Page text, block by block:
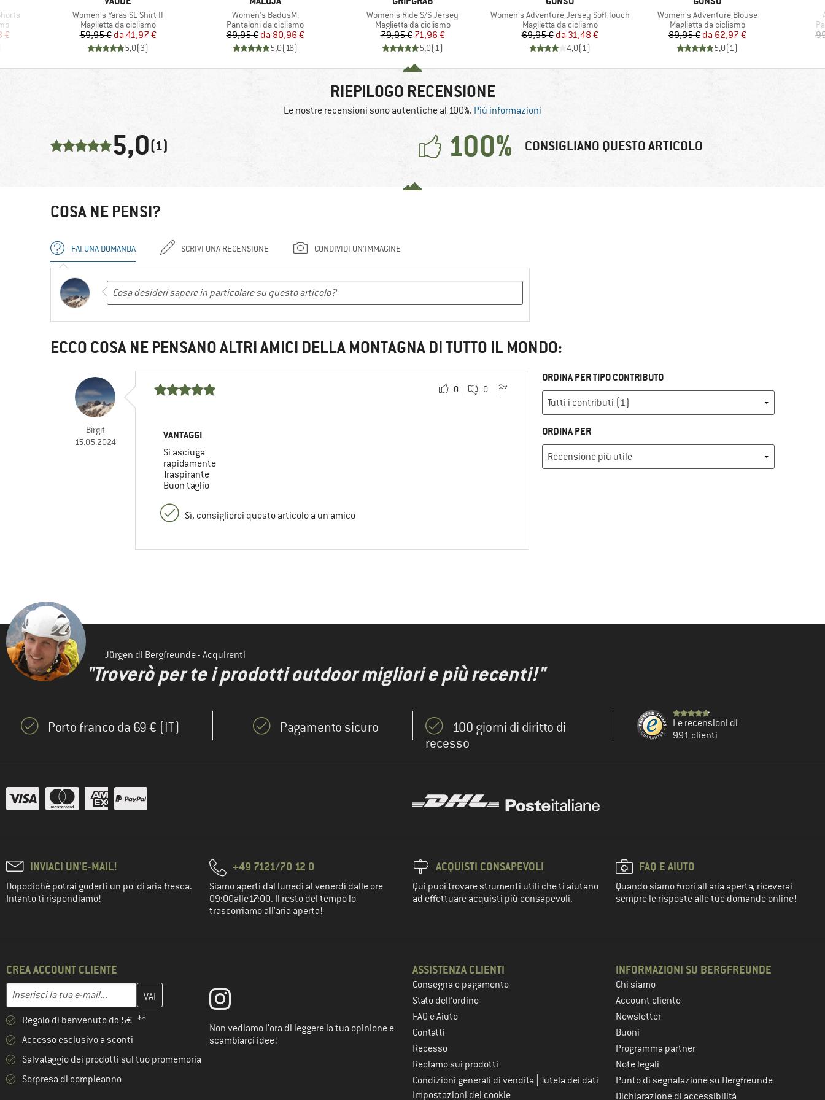
€
Articolo
Women's Yaras SL Shirt II
Gruppo di prodotti
Maglietta da ciclismo
Prezzo
59,95 € Prezzo ridotto
da 41,97 €
5,0(3)
Articolo
Women's BadusM.
Gruppo di prodotti
Pantaloni da ciclismo
Prezzo
89,95 € Prezzo ridotto
da 80,96 €
5,0(16)
Articolo
Women's Ride S/S Jersey
Gruppo di prodotti
Maglietta da ciclismo
Prezzo
79,95 €Prezzo ridotto
71,96 €
5,0(1)
Articolo
Women's Adventure Jersey Soft Touch
Gruppo di prodotti
Maglietta da ciclismo
Prezzo
69,95 € Prezzo ridotto
da 31,48 €
4,0(1)
Articolo
Women's Adventure Blouse
Gruppo di prodotti
Maglietta da ciclismo
Prezzo
89,95 € Prezzo ridotto
da 62,97 €
5,0(1)
RIEPILOGO RECENSIONE
Le nostre recensioni sono autentiche al 100%. Più informazioni
5,0(1) 100% CONSIGLIANO QUESTO ARTICOLO
COSA NE PENSI?
FAI UNA DOMANDA SCRIVI UNA RECENSIONE CONDIVIDI UN'IMMAGINE
ECCO COSA NE PENSANO ALTRI AMICI DELLA MONTAGNA DI TUTTO IL MONDO:
Birgit
15.05.2024
0 0
VANTAGGI
Si asciuga
rapidamente
Traspirante
Buon taglio
Sì, consiglierei questo articolo a un amico
ORDINA PER TIPO CONTRIBUTO
ORDINA PER
Jürgen di Bergfreunde - Acquirenti
"Troverò per te i prodotti outdoor migliori e più recenti!"
Porto franco da 69 € (IT) Pagamento sicuro
100 giorni di diritto di
recesso
Le recensioni di
991 clienti
INVIACI UN'E-MAIL!
Dopodiché potrai goderti un po' di aria fresca.
Intanto ti rispondiamo!
+49 7121/70 12 0
Siamo aperti dal lunedì al venerdì dalle ore
09:00alle17:00. Il resto del tempo lo
trascorriamo all'aria aperta!
ACQUISTI CONSAPEVOLI
Qui puoi trovare strumenti utili che ti aiutano
ad effettuare acquisti più consapevoli.
FAQ E AIUTO
Quando siamo fuori all'aria aperta, riceverai
sempre le risposte alle tue domande online!
CREA ACCOUNT CLIENTE
Indirizzo e-mail
Inserisci qui il tuo indirizzo e-mail e crea il tuo account cliente nel passaggio successivo
Regalo di benvenuto da 5€ **
Accesso esclusivo a sconti
Salvataggio dei prodotti sul tuo promemoria
Sorpresa di compleanno
Non vediamo l'ora di leggere la tua opinione e
scambiarci idee!
ASSISTENZA CLIENTI
Consegna e pagamento
Stato dell’ordine
FAQ e Aiuto
Contatti
Recesso
Reclamo sui prodotti
Condizioni generali di vendita Tutela dei dati
Impostazioni dei cookie
INFORMAZIONI SU BERGFREUNDE
Chi siamo
Account cliente
Newsletter
Buoni
Programma partner
Note legali
Punto di segnalazione su Bergfreunde
Dichiarazione di accessibilità